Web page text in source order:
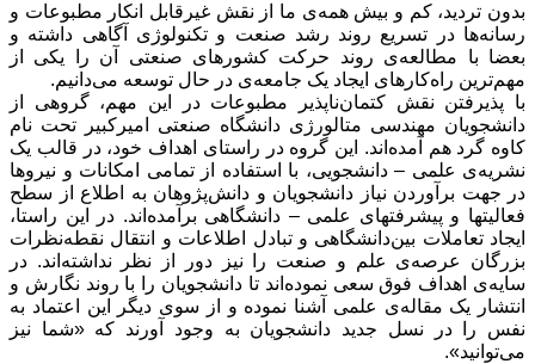
بدون تردید، کم و بیش همه‌ی ما از نقش غیرقابل‌ انکار مطبوعات و
رسانه‌ها در تسریع روند رشد صنعت و تکنولوژی آگاهی داشته و
بعضا با مطالعه‌ی روند حرکت کشورهای صنعتی آن را یکی از
مهم‌ترین راه‌کارهای ایجاد یک جامعه‌ی در حال توسعه می‌دانیم.
با پذیرفتن نقش کتمان‌ناپذیر مطبوعات در این مهم، گروهی از
دانشجویان مهندسی متالورژی دانشگاه صنعتی امیرکبیر تحت نام
کاوه گرد هم آمده‌اند. این گروه در راستای اهداف خود، در قالب یک
نشریه‌ی علمی‌‌ – دانشجویی، با استفاده از تمامی امکانات و نیروها
در جهت برآوردن نیاز دانشجویان و دانش‌پژوهان به اطلاع از سطح
فعالیتها و پیشرفتهای علمی‌ – دانشگاهی برآمده‌اند. در این راستا،
ایجاد تعاملات بین‌دانشگاهی و تبادل اطلاعات و انتقال نقطه‌نظرات
بزرگان عرصه‌ی علم و صنعت را نیز دور از نظر نداشته‌اند. در
سایه‌ی اهداف فوق سعی نموده‌اند تا دانشجویان را با روند نگارش و
انتشار یک مقاله‌ی علمی آشنا نموده و از سوی دیگر این اعتماد به
نفس را در نسل جدید دانشجویان به وجود آورند که «شما نیز
می‌توانید».